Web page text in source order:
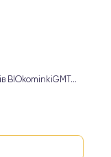
BIOkominkiGMT...